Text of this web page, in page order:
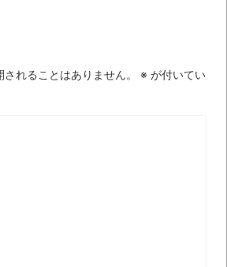
切ってしまったのか
しのお知らせ
ような子猫とシェパード
れることはありません。 ※ が付いてい